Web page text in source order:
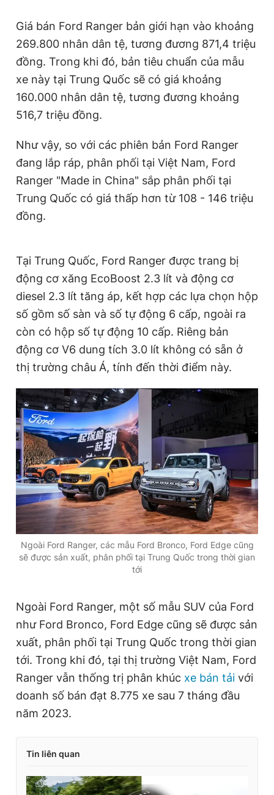
Giá bán Ford Ranger bản giới hạn vào khoảng
269.800 nhân dân tệ, tương đương 871,4 triệu
đồng. Trong khi đó, bản tiêu chuẩn của mẫu
xe này tại Trung Quốc sẽ có giá khoảng
160.000 nhân dân tệ, tương đương khoảng
516,7 triệu đồng.
Như vậy, so với các phiên bản Ford Ranger
đang lắp ráp, phân phối tại Việt Nam, Ford
Ranger "Made in China" sắp phân phối tại
Trung Quốc có giá thấp hơn từ 108 - 146 triệu
đồng.
Tại Trung Quốc, Ford Ranger được trang bị
động cơ xăng EcoBoost 2.3 lít và động cơ
diesel 2.3 lít tăng áp, kết hợp các lựa chọn hộp
số gồm số sàn và số tự động 6 cấp, ngoài ra
còn có hộp số tự động 10 cấp. Riêng bản
động cơ V6 dung tích 3.0 lít không có sẵn ở
thị trường châu Á, tính đến thời điểm này.
Ngoài Ford Ranger, các mẫu Ford Bronco, Ford Edge cũng
sẽ được sản xuất, phân phối tại Trung Quốc trong thời gian
tới
Ngoài Ford Ranger, một số mẫu SUV của Ford
như Ford Bronco, Ford Edge cũng sẽ được sản
xuất, phân phối tại Trung Quốc trong thời gian
tới. Trong khi đó, tại thị trường Việt Nam, Ford
Ranger vẫn thống trị phân khúc xe bán tải với
doanh số bán đạt 8.775 xe sau 7 tháng đầu
năm 2023.
Tin liên quan